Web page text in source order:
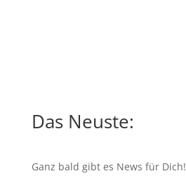
Das Neuste:
Ganz bald gibt es News für Dich!